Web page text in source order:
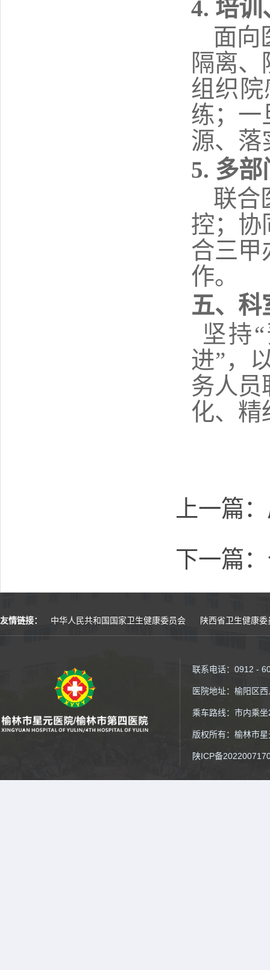
4. 培
面向
隔离
组织
练；一
源、落
5. 多部
联合
控；协
合三甲
作。
五、科
坚持
进”，
务人员
化、精
上一篇
下一篇
友情链接： 中华人民共和国国家卫生健康委员会 陕西省卫生健康委
联系电话：0912 -
医院地址：榆阳区
乘车路线：市内乘
版权所有：榆林市
陕ICP备